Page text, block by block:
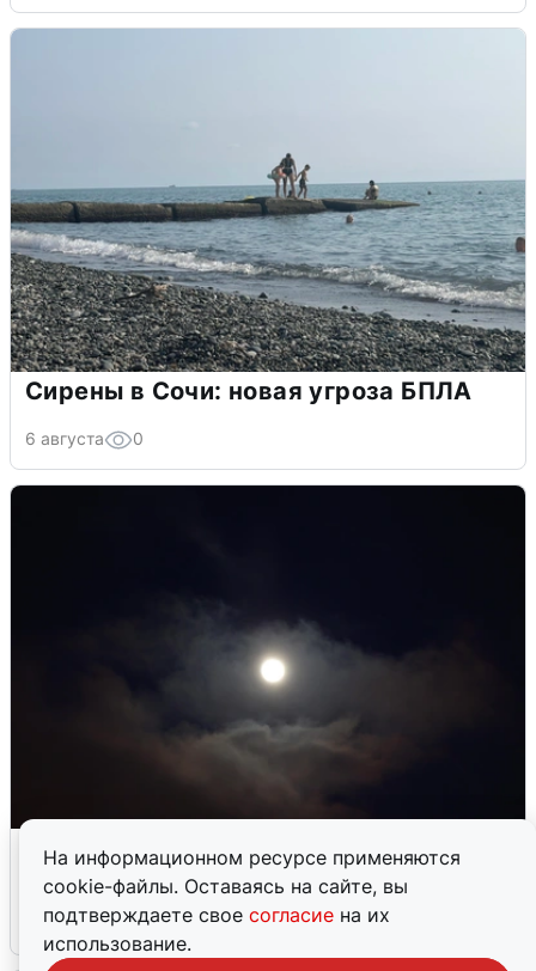
На информационном ресурсе применяются
cookie-файлы. Оставаясь на сайте, вы
подтверждаете свое согласие на их
использование.
Сирены в Сочи: новая угроза БПЛА
6 августа 0
В Воронеже прогремели взрывы
после сигнала тревоги
5 августа 0